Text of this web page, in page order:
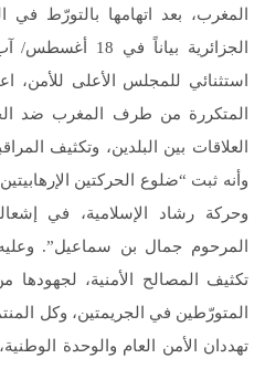
المغرب، بعد اتهامها بالتورّط
الجزائرية
استثنائي للمجلس الأعلى للأمن،
المتكررة من طرف المغرب ضد
العلاقات بين البلدين، وتكثيف
وأنه ثبت “ضلوع الحركتين
وحركة رشاد الإسلامية، في
المرحوم جمال بن سماعيل”.
تكثيف المصالح الأمنية،
المتورّطين في الجريمتين، وكل
تهددان الأمن العام والوحدة